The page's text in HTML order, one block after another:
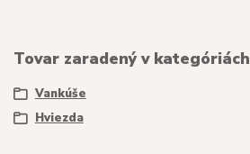
Tovar zaradený v kategóriách
Vankúše
Hviezda